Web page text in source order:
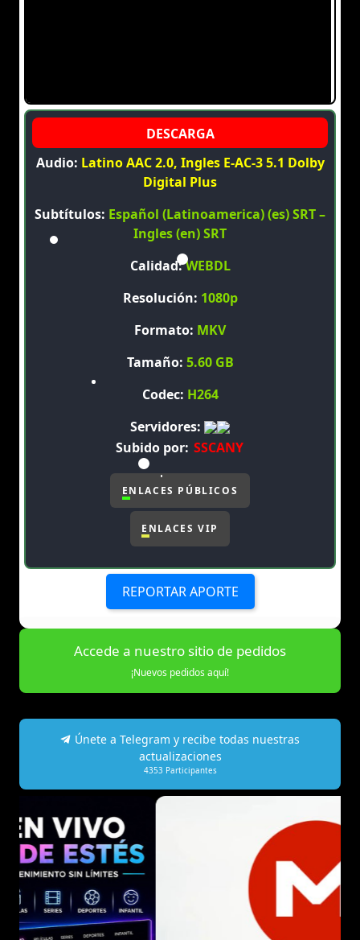
Audio: Latino AAC 2.0, Ingles E-AC-3 5.1 Dolby
Digital Plus
Subtítulos: Español (Latinoamerica) (es) SRT –
Ingles (en) SRT
Calidad:WEBDL
Resolución: 1080p
Formato: MKV
Tamaño: 5.60 GB
Codec: H264
Servidores:
Subido por: SSCANY
ENLACES PÚBLICOS
ENLACES VIP
REPORTAR APORTE
Accede a nuestro sitio de pedidos
¡Nuevos pedidos aquí!
Únete a Telegram y recibe todas nuestras
actualizaciones
4353 Participantes